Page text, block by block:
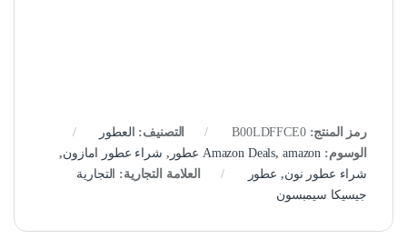
رمز المنتج:B00LDFFCE0 التصنيف: العطور
الوسوم:
Amazon Deals, amazon عطور , شراء عطور امازون,
شراء عطور نون, عطور العلامة التجارية: التجارية
جيسيكا سيمبسون